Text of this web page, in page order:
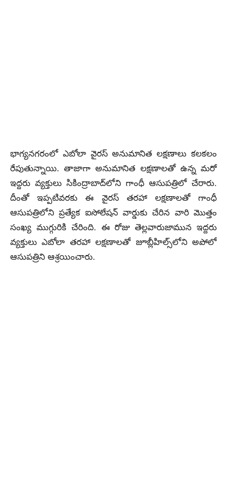
భాగ్యనగరంలో ఎబోలా వైరస్ అనుమానిత లక్షణాలు కలకలం
రేపుతున్నాయి. తాజాగా అనుమానిత లక్షణాలతో ఉన్న మరో
ఇద్దరు వ్యక్తులు సికింద్రాబాద్‌లోని గాంధీ ఆసుపత్రిలో చేరారు.
దీంతో ఇప్పటివరకు ఈ వైరస్ తరహా లక్షణాలతో గాంధీ
ఆసుపత్రిలోని ప్రత్యేక ఐసోలేషన్ వార్డుకు చేరిన వారి మొత్తం
సంఖ్య ముగ్గురికి చేరింది. ఈ రోజు తెల్లవారుజామున ఇద్దరు
వ్యక్తులు ఎబోలా తరహా లక్షణాలతో జూబ్లీహిల్స్‌లోని అపోలో
ఆసుపత్రిని ఆశ్రయించారు.